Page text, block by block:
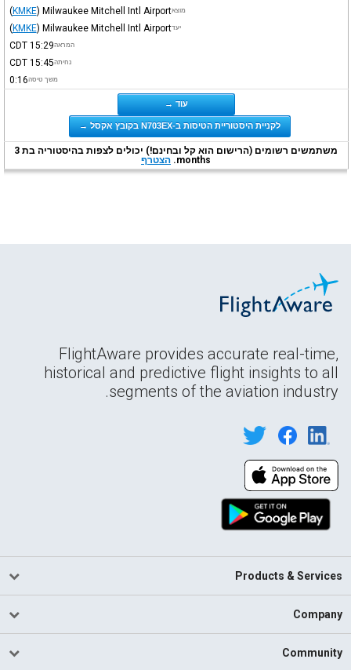
מוצאMilwaukee Mitchell Intl Airport
(KMKE)
יעדMilwaukee Mitchell Intl Airport
(KMKE)
המראה15:29
CDT
נחיתה15:45
CDT
משך טיסה0:16
עוד →
לקניית היסטוריית הטיסות ב-N703EX בקובץ אקסל →
משתמשים רשומים (הרישום הוא קל ובחינם!) יכולים לצפות בהיסטוריה בת 3
months. הצטרף
FlightAware provides accurate real-time,
historical and predictive flight insights to all
segments of the aviation industry.
Products & Services
Company
Community